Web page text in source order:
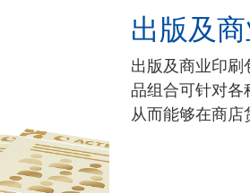
出版及
出版及商业印
品组合可针对各
从而能够在商店